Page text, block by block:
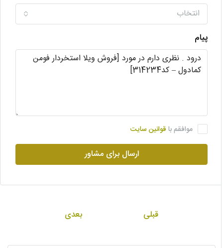
انتخاب
پیام
موافقم با قوانین سایت
ارسال برای مشاور
قبلی بعدی